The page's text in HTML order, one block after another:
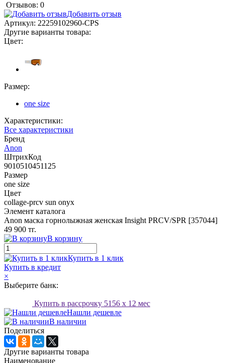
Отзывов: 0
Добавить отзыв
Артикул: 22259102960-CPS
Другие варианты товара:
Цвет:
Размер:
one size
Характеристики:
Все характеристики
Бренд
Anon
ШтрихКод
9010510451125
Размер
one size
Цвет
collage-prcv sun onyx
Элемент каталога
Anon маска горнолыжная женская Insight PRCV/SPR [357044]
49 900 тг.
В корзину
Купить в 1 клик
Купить в кредит
×
Выберите банк:
Купить в рассрочку 5156 x 12 мес
Нашли дешевле
В наличии
Поделиться
Другие варианты товара
Наименование